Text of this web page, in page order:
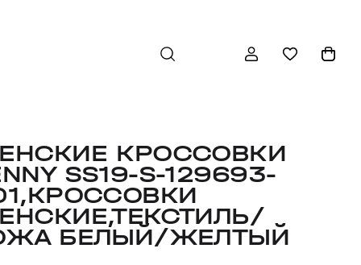
КРОССОВКИ
SS19-S-129693-
БЕЛЫЙ/ЖЕЛТЫЙ